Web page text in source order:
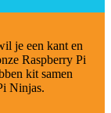
je een kant en
Raspberry Pi
kit samen
Ninjas.